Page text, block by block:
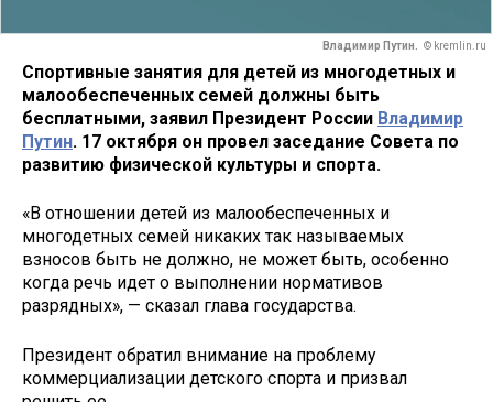
Владимир Путин. © kremlin.ru
Спортивные занятия для детей из многодетных и
малообеспеченных семей должны быть
бесплатными, заявил Президент России Владимир
Путин. 17 октября он провел заседание Совета по
развитию физической культуры и спорта.
«В отношении детей из малообеспеченных и
многодетных семей никаких так называемых
взносов быть не должно, не может быть, особенно
когда речь идет о выполнении нормативов
разрядных», — сказал глава государства.
Президент обратил внимание на проблему
коммерциализации детского спорта и призвал